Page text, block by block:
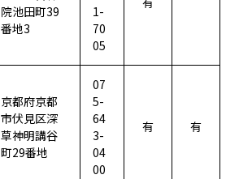
院池田町39
番地3
1-
70
05
京都府京都
市伏見区深
草神明講谷
町29番地
07
5-
64
3-
04
00
有 有